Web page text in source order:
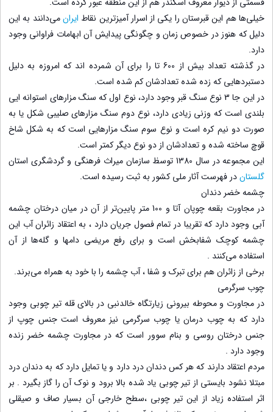
خیلی‌ها هم این قبرستان را یکی از اسرار آمیزترین نقاط ایرانمی‌دانند به این
دلیل که هنوز در خصوص زمان و چگونگی پیدایش آن ابهامات فراوانی وجود
دارد.
در گذشته تعداد بیش از 600 تا را برای آن شمرده اند که امروزه به دلیل
دستبردهایی که زده شده تعدادشان کم شده است.
در این جا 3 نوع سنگ قبر وجود دارد، نوع اول که سنگ مزارهای استوانه ایی
بلندی است که وزنی زیادی دارد، نوع دوم سنگ مزارهای صلیبی شکل یا به
صورت دو نیم کره است و نوع سوم سنگ مزارهایی است که به شکل شاخ
قوچ ساخته شده و تعدادشان از دو نوع دیگر کمتر است.
این مجموعه در سال 1380 توسظ سازمان میراث فرهنگی و گردشگری استان
گلستاندر فهرست آثار ملی کشور به ثبت رسیده است.
چشمه خضر دندان
در مجاورت بقعه چوپان آتا و 100 متر پایین‌تر از آن در میان درختان چشمه
آبی وجود دارد که تقریبا در تمام فصول جریان دارد ، به اعتقاد زائران آب این
چشمه کوچک شفابخش است و برای رفع مریضی دامها و گله‌ها از آن
استفاده می‌کنند .
برخی از زائران هم برای تبرک و شفا ، آب چشمه را با خود به همراه می‌برند.
چوب سرگرمی
در مجاورت و محوطه بیرونی زیارتگاه خالدنبی در بالای قله تیر چوبی وجود
دارد که به چوب درمان یا چوب سرگرمی نیز معروف است جنس چوپ از
جنس درختان روسی و بنام سوور است که در مجاورت چشمه خضر زنده
وجود دارد .
مردم اعتقاد دارند که هر کس دندان درد دارد و یا تمایل دارد که به دندان درد
مبتلا نشود بایستی از تیر چوبی یاد شده بالا برود و نوک آن را گاز بگیرد . بر
اثر استفاده زیاد از این تیر چوبی ،سطح خارجی آن بسیار صاف و صیقلی